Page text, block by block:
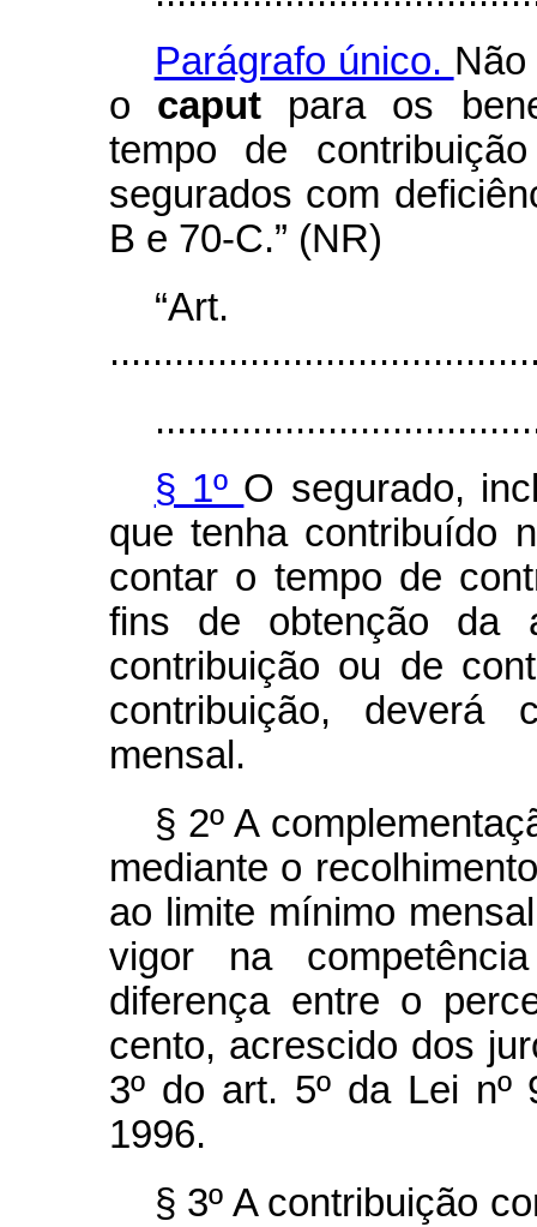
Parágrafo único.
o caput para os
tempo de
segurados com
B e 70-C.” (NR)
“Art.
§ 1º O segurado,
que tenha contribuído
contar o tempo de
fins de obtenção da
contribuição ou de
contribuição, deverá
mensal.
§ 2º A
mediante o
ao limite mínimo
vigor na
diferença entre o
cento, acrescido dos
3º do art. 5º da Lei
1996.
§ 3º A contribuição